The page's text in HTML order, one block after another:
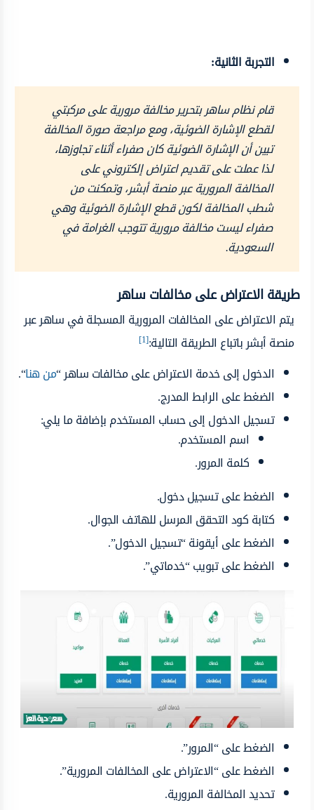
التجربة الثانية:
قام نظام ساهر بتحرير مخالفة مرورية على مركبتي
لقطع الإشارة الضوئية، ومع مراجعة صورة المخالفة
تبين أن الإشارة الضوئية كان صفراء أثناء تجاوزها،
لذا عملت على تقديم اعتراض إلكتروني على
المخالفة المرورية عبر منصة أبشر، وتمكنت من
شطب المخالفة لكون قطع الإشارة الضوئية وهي
صفراء ليست مخالفة مرورية تتوجب الغرامة في
السعودية.
طريقة الاعتراض على مخالفات ساهر
يتم الاعتراض على المخالفات المرورية المسجلة في ساهر عبر
منصة أبشر باتباع الطريقة التالية:[1]
الدخول إلى خدمة الاعتراض على مخالفات ساهر “من هنا“.
الضغط على الرابط المدرج.
تسجيل الدخول إلى حساب المستخدم بإضافة ما يلي:
اسم المستخدم.
كلمة المرور.
الضغط على تسجيل دخول.
كتابة كود التحقق المرسل للهاتف الجوال.
الضغط على أيقونة “تسجيل الدخول”.
الضغط على تبويب “خدماتي”.
الضغط على “المرور”.
الضغط على “الاعتراض على المخالفات المرورية”.
تحديد المخالفة المرورية.